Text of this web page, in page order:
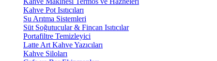
Kahve Pot Isıtıcıları
Su Arıtma Sistemleri
Süt Soğutucular & Fincan Isıtıcılar
Portafiltre Temizleyici
Latte Art Kahve Yazıcıları
Kahve Siloları